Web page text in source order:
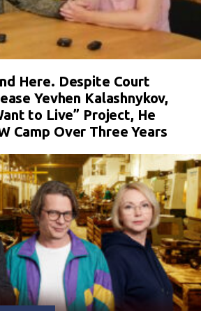
Here. Despite Court
Yevhen Kalashnykov,
to Live” Project, He
Camp Over Three Years